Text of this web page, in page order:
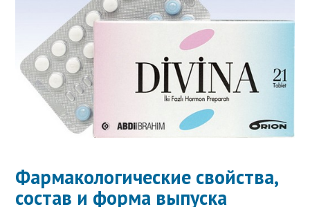
Фармакологические свойства,
состав и форма выпуска